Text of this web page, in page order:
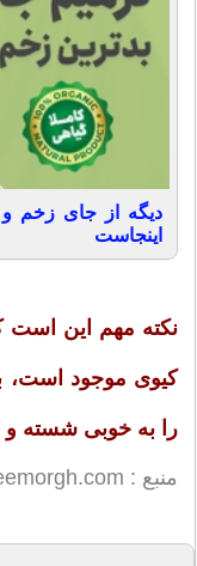
دیگه از جای زخم
اینجاست
کیوی موجود است،
را به خوبی شسته
منبع : seemorgh.com